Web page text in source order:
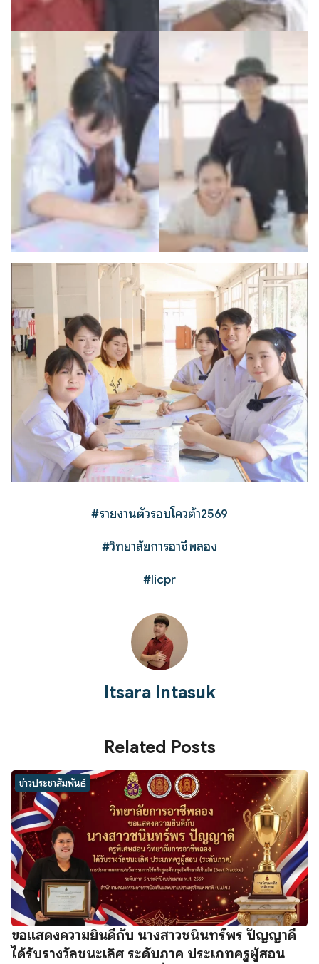
#รายงานตัวรอบโควต้า2569
#วิทยาลัยการอาชีพลอง
#licpr
Itsara Intasuk
Related Posts
ข่าวประชาสัมพันธ์
ขอแสดงความยินดีกับ นางสาวชนินทร์พร ปัญญาดี
ได้รับรางวัลชนะเลิศ ระดับภาค ประเภทครูผู้สอน